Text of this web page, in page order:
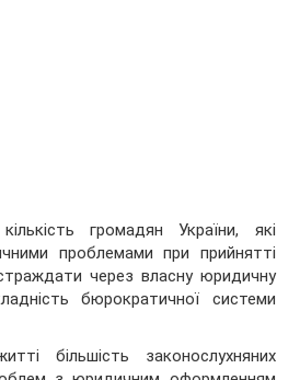
громадян України, які
проблемами при прийнятті
через власну юридичну
бюрократичної системи
більшість законослухняних